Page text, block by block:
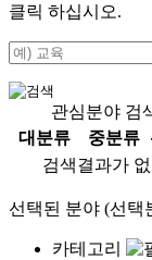
클릭 하십시오.
관심분야 검
대분류
중분류
검색결과가
선택된 분야 (선택
카테고리